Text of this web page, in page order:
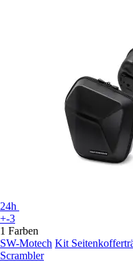
24h
+-3
1 Farben
SW-Motech Kit
Scrambler